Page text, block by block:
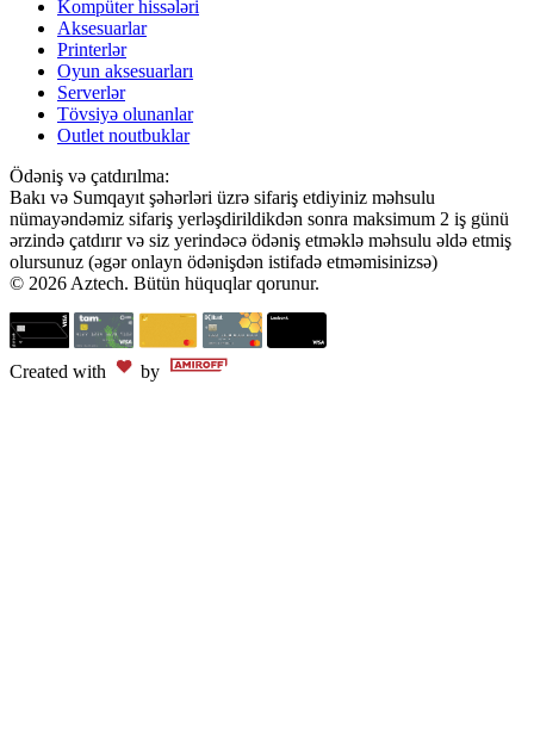
Kompüter hissələri
Aksesuarlar
Printerlər
Oyun aksesuarları
Serverlər
Tövsiyə olunanlar
Outlet noutbuklar
Ödəniş və çatdırılma:
Bakı və Sumqayıt şəhərləri üzrə sifariş etdiyiniz məhsulu
nümayəndəmiz sifariş yerləşdirildikdən sonra maksimum 2 iş günü
ərzində çatdırır və siz yerindəcə ödəniş etməklə məhsulu əldə etmiş
olursunuz (əgər onlayn ödənişdən istifadə etməmisinizsə)
© 2026 Aztech. Bütün hüquqlar qorunur.
Created with by